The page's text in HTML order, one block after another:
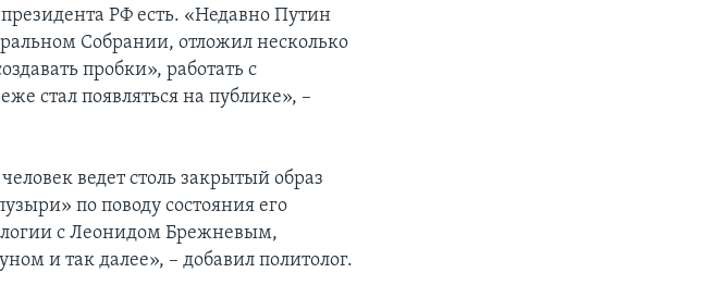
РФ есть. «Недавно Путин
Собрании, отложил несколько
пробки», работать с
стал появляться на публике», –
ведет столь закрытый образ
по поводу состояния его
с Леонидом Брежневым,
и так далее», – добавил политолог.